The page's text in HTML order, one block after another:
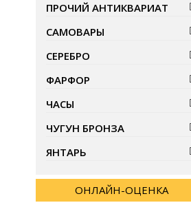
ПРОЧИЙ АНТИКВАРИАТ
САМОВАРЫ
СЕРЕБРО
ФАРФОР
ЧАСЫ
ЧУГУН БРОНЗА
ЯНТАРЬ
ОНЛАЙН-ОЦЕНКА